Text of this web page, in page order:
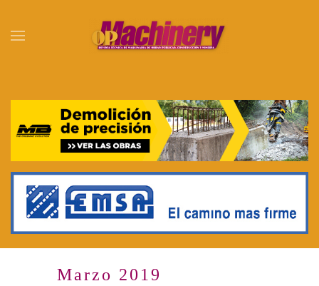
Skip to main content
Marzo 2019